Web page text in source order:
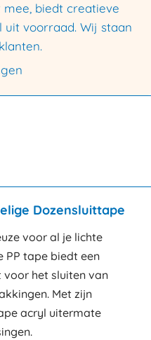
biedt creatieve
uit voorraad. Wij staan
Dozensluittape
voor al je lichte
PP tape biedt een
voor het sluiten van
Met zijn
acryl uitermate